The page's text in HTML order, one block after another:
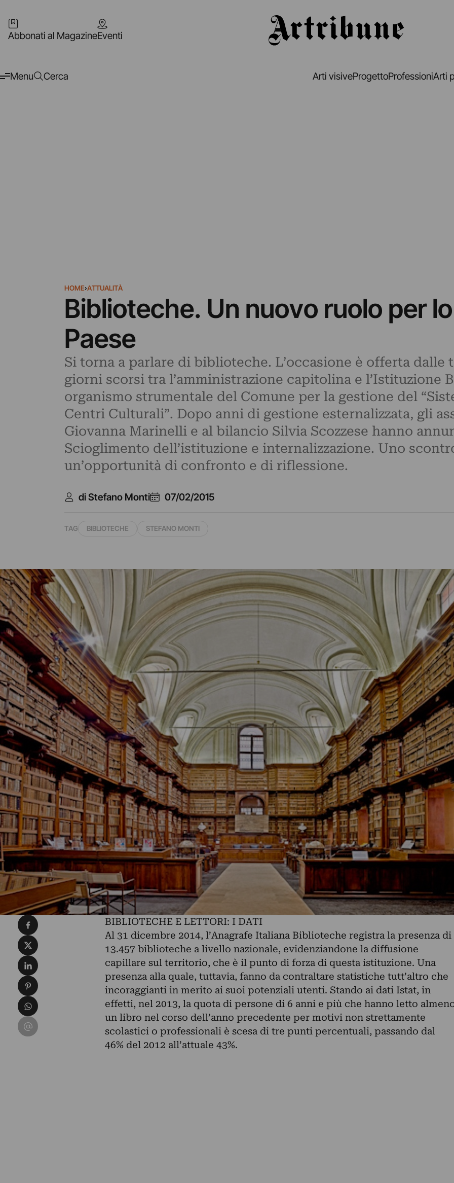
Abbonati al MagazineEventi
Menu Cerca Arti visiveProgettoProfessioniArti
HOME›ATTUALITÀ
Biblioteche. Un nuovo ruolo per
Paese
Si torna a parlare di biblioteche. L’occasione è offerta dalle
giorni scorsi tra l’amministrazione capitolina e l’Istituzione
organismo strumentale del Comune per la gestione del
Centri Culturali”. Dopo anni di gestione esternalizzata, gli
Giovanna Marinelli e al bilancio Silvia Scozzese hanno
Scioglimento dell’istituzione e internalizzazione. Uno
un’opportunità di confronto e di riflessione.
di Stefano Monti 07/02/2015
TAG BIBLIOTECHE STEFANO MONTI
BIBLIOTECHE E LETTORI: I DATI
Al 31 dicembre 2014, l’Anagrafe Italiana Biblioteche registra la presenza di
13.457 biblioteche a livello nazionale, evidenziandone la diffusione
capillare sul territorio, che è il punto di forza di questa istituzione. Una
presenza alla quale, tuttavia, fanno da contraltare statistiche tutt’altro che
incoraggianti in merito ai suoi potenziali utenti. Stando ai dati Istat, in
effetti, nel 2013, la quota di persone di 6 anni e più che hanno letto
un libro nel corso dell’anno precedente per motivi non strettamente
scolastici o professionali è scesa di tre punti percentuali, passando dal
46% del 2012 all’attuale 43%.
Condividi su Facebook
Condividi su X
Condividi su LinkedIn
Condividi su Pinterest
Condividi su WhatsApp
Condividi su Email